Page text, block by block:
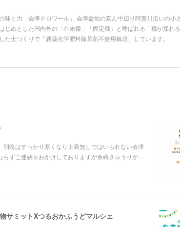
味と力「会津テロワール」 会津盆地の真ん中辺り阿賀川沿いの小
じめとした国内外の「在来種」「固定種」と呼ばれる「種が採れ
た土つくりで「農薬化学肥料除草剤不使用栽培」しています。
朝晩はすっかり寒くなり上着無しではいられない会津
ずご迷惑をおかけしておりますが余蒔きゅうりが…
サミットXつるおかふうどマルシェ